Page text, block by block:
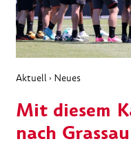
Aktuell › Neues
Mit diesem
nach Grassau